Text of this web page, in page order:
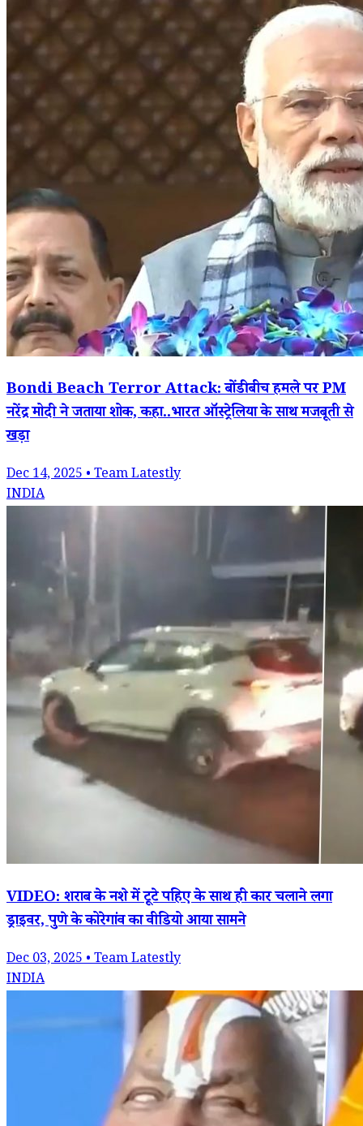
Bondi Beach Terror Attack: बोंडी बीच हमले पर PM
नरेंद्र मोदी ने जताया शोक, कहा..भारत ऑस्ट्रेलिया के साथ मजबूती से
खड़ा
Dec 14, 2025 • Team Latestly
INDIA
VIDEO: शराब के नशे में टूटे पहिए के साथ ही कार चलाने लगा
ड्राइवर, पुणे के कोरेगांव का वीडियो आया सामने
Dec 03, 2025 • Team Latestly
INDIA